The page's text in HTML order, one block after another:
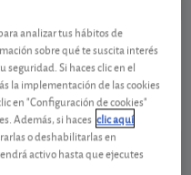
1,097 EUR
-0,005 EUR (-0,45 %)
Ver detalladamente
analizar tus hábitos de
sobre qué te suscita interés
Si haces clic en el
la implementación de las cookies
en "Configuración de cookies"
Además, si haces clic aquí
o deshabilitarlas en
activo hasta que ejecutes